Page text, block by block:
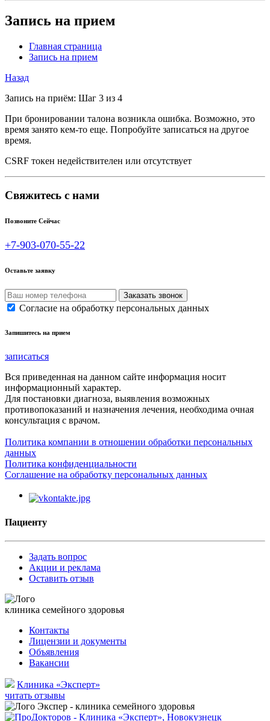
Запись на прием
Главная страница
Запись на прием
Назад
Запись на приём: Шаг 3 из 4
При бронировании талона возникла ошибка. Возможно, это
время занято кем-то еще. Попробуйте записаться на другое
время.
CSRF токен недействителен или отсутствует
Свяжитесь с нами
Позвоните Сейчас
+7-903-070-55-22
Оставьте заявку
Согласие на обработку персональных данных
Запишитесь на прием
записаться
Вся приведенная на данном сайте информация носит
информационный характер.
Для постановки диагноза, выявления возможных
противопоказаний и назначения лечения, необходима очная
консультация с врачом.
Политика компании в отношении обработки персональных
данных
Политика конфиденциальности
Соглашение на обработку персональных данных
Пациенту
Задать вопрос
Акции и реклама
Оставить отзыв
клиника семейного здоровья
Контакты
Лицензии и документы
Объявления
Вакансии
Клиника «Эксперт»
читать отзывы